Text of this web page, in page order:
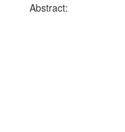
Abstract: